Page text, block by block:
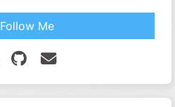
Follow Me